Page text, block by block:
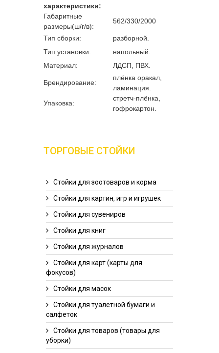
характеристики:
Габаритные
размеры(ш/г/в):
562/330/2000
Тип сборки:
разборной.
Тип установки:
напольный.
Материал:
ЛДСП, ПВХ.
Брендирование:
плёнка оракал,
ламинация.
Упаковка:
стретч-плёнка,
гофрокартон.
ТОРГОВЫЕ СТОЙКИ
Стойки для зоотоваров и корма
Стойки для картин, игр и игрушек
Стойки для сувениров
Стойки для книг
Стойки для журналов
Стойки для карт (карты для
фокусов)
Стойки для масок
Стойки для туалетной бумаги и
салфеток
Стойки для товаров (товары для
уборки)